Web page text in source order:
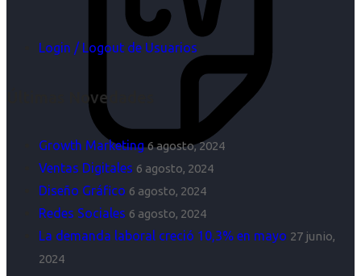
Login / Logout de Usuarios
Últimas Novedades
Growth Marketing 6 agosto, 2024
Ventas Digitales 6 agosto, 2024
Diseño Gráfico 6 agosto, 2024
Redes Sociales 6 agosto, 2024
La demanda laboral creció 10,3% en mayo 27 junio,
2024